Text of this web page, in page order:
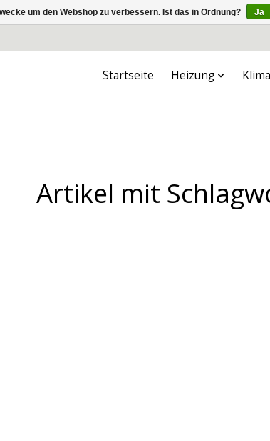
Startseite Heizung Klima
Artikel mit
um den Webshop zu verbessern. Ist das in Ordnung? Ja